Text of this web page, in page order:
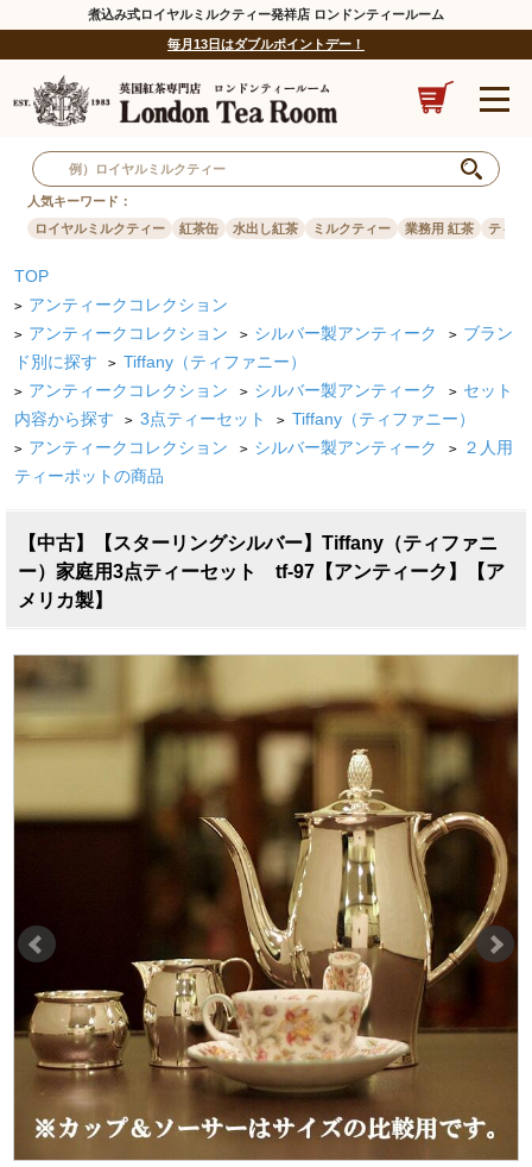
煮込み式ロイヤルミルクティー発祥店 ロンドンティールーム
毎月13日はダブルポイントデー！
人気キーワード：
ロイヤルミルクティー
紅茶缶 水出し紅茶 ミルクティー 業務用 紅茶 ティー
TOP
> アンティークコレクション
> アンティークコレクション > シルバー製アンティーク > ブラン
ド別に探す
> Tiffany（ティファニー）
> アンティークコレクション > シルバー製アンティーク > セット
内容から探す
> 3点ティーセット > Tiffany（ティファニー）
> アンティークコレクション > シルバー製アンティーク >
２人用
ティーポットの商品
【中古】【スターリングシルバー】Tiffany（ティファニ
ー）家庭用3点ティーセット tf-97【アンティーク】【ア
メリカ製】